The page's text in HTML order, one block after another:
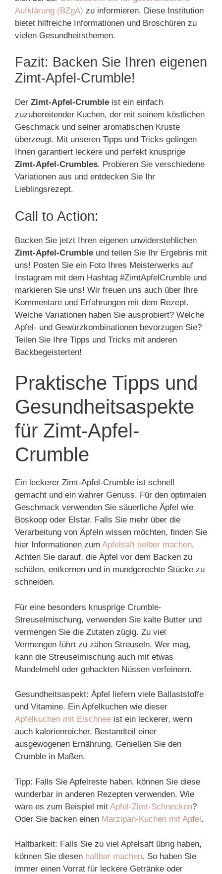
Aufklärung (BZgA) zu informieren. Diese Institution
bietet hilfreiche Informationen und Broschüren zu
vielen Gesundheitsthemen.
Fazit: Backen Sie Ihren eigenen
Zimt-Apfel-Crumble!
Der Zimt-Apfel-Crumble ist ein einfach
zuzubereitender Kuchen, der mit seinem köstlichen
Geschmack und seiner aromatischen Kruste
überzeugt. Mit unseren Tipps und Tricks gelingen
Ihnen garantiert leckere und perfekt knusprige
Zimt-Apfel-Crumbles. Probieren Sie verschiedene
Variationen aus und entdecken Sie Ihr
Lieblingsrezept.
Call to Action:
Backen Sie jetzt Ihren eigenen unwiderstehlichen
Zimt-Apfel-Crumble und teilen Sie Ihr Ergebnis mit
uns! Posten Sie ein Foto Ihres Meisterwerks auf
Instagram mit dem Hashtag #ZimtApfelCrumble und
markieren Sie uns! Wir freuen uns auch über Ihre
Kommentare und Erfahrungen mit dem Rezept.
Welche Variationen haben Sie ausprobiert? Welche
Apfel- und Gewürzkombinationen bevorzugen Sie?
Teilen Sie Ihre Tipps und Tricks mit anderen
Backbegeisterten!
Praktische Tipps und
Gesundheitsaspekte
für Zimt-Apfel-
Crumble
Ein leckerer Zimt-Apfel-Crumble ist schnell
gemacht und ein wahrer Genuss. Für den optimalen
Geschmack verwenden Sie säuerliche Äpfel wie
Boskoop oder Elstar. Falls Sie mehr über die
Verarbeitung von Äpfeln wissen möchten, finden Sie
hier Informationen zum Apfelsaft selber machen.
Achten Sie darauf, die Äpfel vor dem Backen zu
schälen, entkernen und in mundgerechte Stücke zu
schneiden.
Für eine besonders knusprige Crumble-
Streuselmischung, verwenden Sie kalte Butter und
vermengen Sie die Zutaten zügig. Zu viel
Vermengen führt zu zähen Streuseln. Wer mag,
kann die Streuselmischung auch mit etwas
Mandelmehl oder gehackten Nüssen verfeinern.
Gesundheitsaspekt: Äpfel liefern viele Ballaststoffe
und Vitamine. Ein Apfelkuchen wie dieser
Apfelkuchen mit Eischnee ist ein leckerer, wenn
auch kalorienreicher, Bestandteil einer
ausgewogenen Ernährung. Genießen Sie den
Crumble in Maßen.
Tipp: Falls Sie Apfelreste haben, können Sie diese
wunderbar in anderen Rezepten verwenden. Wie
wäre es zum Beispiel mit Apfel-Zimt-Schnecken?
Oder Sie backen einen Marzipan-Kuchen mit Apfel.
Haltbarkeit: Falls Sie zu viel Apfelsaft übrig haben,
können Sie diesen haltbar machen. So haben Sie
immer einen Vorrat für leckere Getränke oder